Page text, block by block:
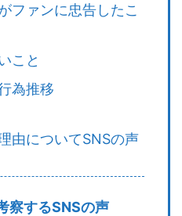
ファンに忠告したこ
こと
為推移
由についてSNSの声
察するSNSの声